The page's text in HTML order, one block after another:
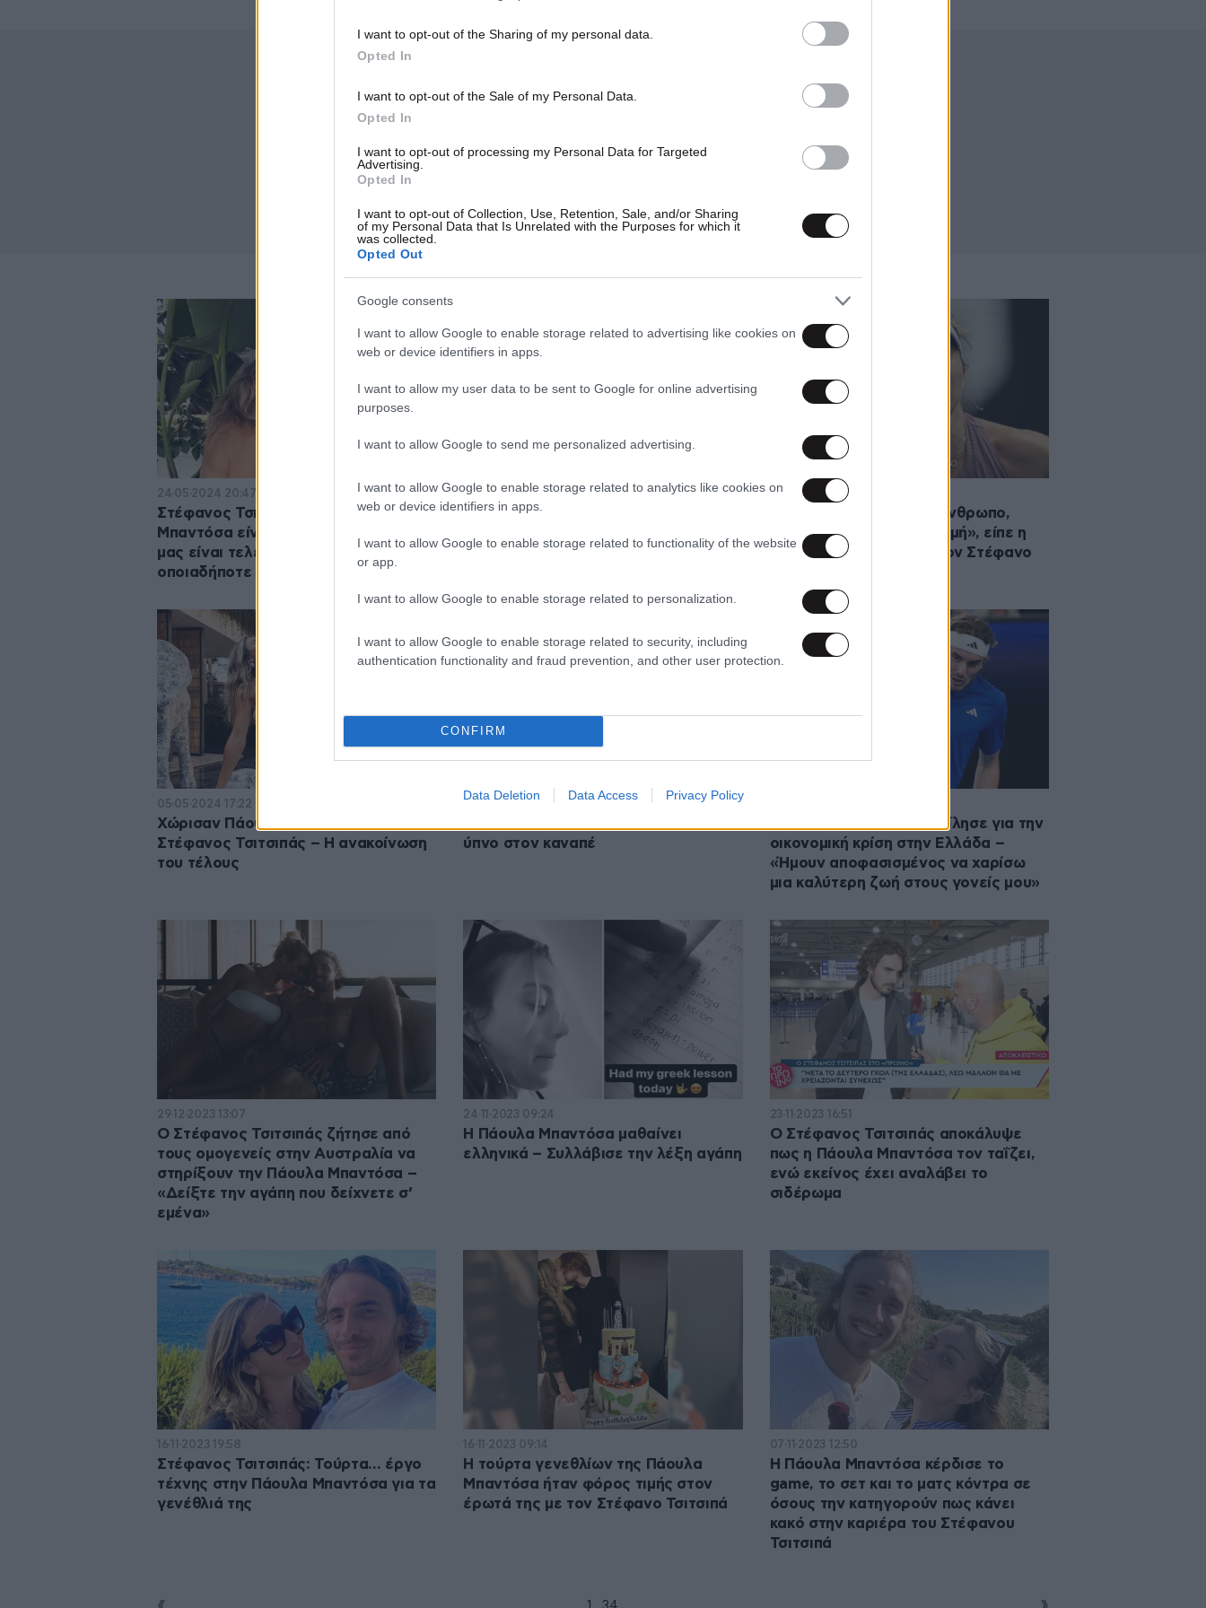
I want to opt-out of the Sharing of my personal data.
Opted In
I want to opt-out of the Sale of my Personal Data.
Opted In
I want to opt-out of processing my Personal Data for Targeted
Advertising.
Opted In
I want to opt-out of Collection, Use, Retention, Sale, and/or Sharing
of my Personal Data that Is Unrelated with the Purposes for which it
was collected.
Opted Out
Google consents
I want to allow Google to enable storage related to advertising like cookies on
web or device identifiers in apps.
I want to allow my user data to be sent to Google for online advertising
purposes.
I want to allow Google to send me personalized advertising.
I want to allow Google to enable storage related to analytics like cookies on
web or device identifiers in apps.
I want to allow Google to enable storage related to functionality of the website
or app.
I want to allow Google to enable storage related to personalization.
I want to allow Google to enable storage related to security, including
authentication functionality and fraud prevention, and other user protection.
CONFIRM
Data Deletion Data Access Privacy Policy
24·05·2024 20:47
Στέφανος Τσιτσιπάς και Πάουλα
Μπαντόσα είναι ξανά μαζί – «Η σχέση
μας είναι τελείως διαφορετική από
οποιαδήποτε άλλη»
18·05·2024 22:19
Στέφανος Τσιτσιπάς – Πάουλα
φήμες για επανασύνδεση
08·05·2024 14:31
«Γνωρίζεις τον σωστό άνθρωπο,
αλλά ίσως τη λάθος στιγμή», είπε η
Πάουλα Μπαντόσα για τον Στέφανο
05·05·2024 17:22
Χώρισαν Πάουλα Μπαντόσα και
Στέφανος Τσιτσιπάς – Η ανακοίνωση
του τέλους
06·03·2024 13:13
ύπνο στον καναπέ
Ο Στέφανος Τσιτσιπάς μίλησε για την
οικονομική κρίση στην Ελλάδα –
«Ήμουν αποφασισμένος να χαρίσω
μια καλύτερη ζωή στους γονείς μου»
29·12·2023 13:07
Ο Στέφανος Τσιτσιπάς ζήτησε από
τους ομογενείς στην Αυστραλία να
στηρίξουν την Πάουλα Μπαντόσα –
«Δείξτε την αγάπη που δείχνετε σ’
εμένα»
24·11·2023 09:24
Η Πάουλα Μπαντόσα μαθαίνει
ελληνικά – Συλλάβισε την λέξη αγάπη
23·11·2023 16:51
Ο Στέφανος Τσιτσιπάς αποκάλυψε
πως η Πάουλα Μπαντόσα τον ταΐζει,
ενώ εκείνος έχει αναλάβει το
σιδέρωμα
16·11·2023 19:58
Στέφανος Τσιτσιπάς: Τούρτα… έργο
τέχνης στην Πάουλα Μπαντόσα για τα
γενέθλιά της
16·11·2023 09:14
Η τούρτα γενεθλίων της Πάουλα
Μπαντόσα ήταν φόρος τιμής στον
έρωτά της με τον Στέφανο Τσιτσιπά
07·11·2023 12:50
Η Πάουλα Μπαντόσα κέρδισε το
game, το σετ και το ματς κόντρα σε
όσους την κατηγορούν πως κάνει
κακό στην καριέρα του Στέφανου
Τσιτσιπά